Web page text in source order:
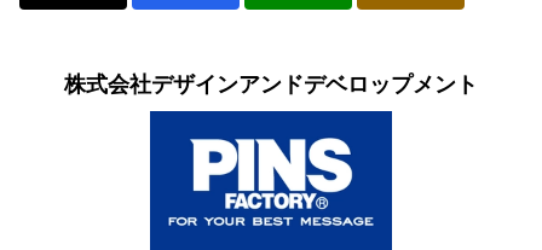
株式会社デザインアンドデベロップメント